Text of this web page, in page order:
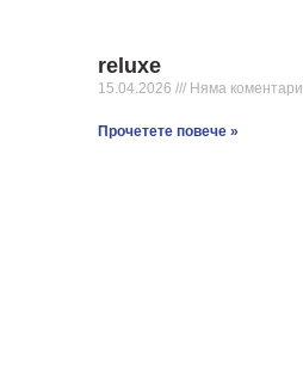
reluxe
15.04.2026 Няма коментари
Прочетете повече »